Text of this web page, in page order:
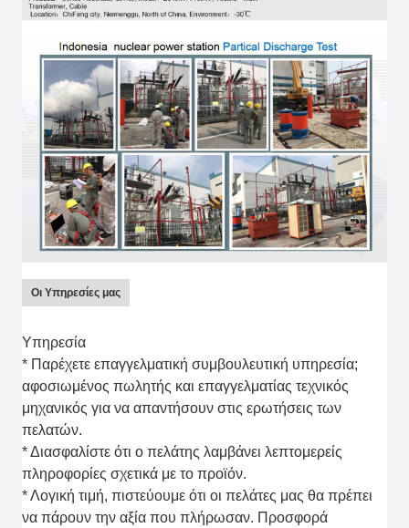
Οι Υπηρεσίες μας
Υπηρεσία
* Παρέχετε επαγγελματική συμβουλευτική υπηρεσία;
αφοσιωμένος πωλητής και επαγγελματίας τεχνικός
μηχανικός για να απαντήσουν στις ερωτήσεις των
πελατών.
* Διασφαλίστε ότι ο πελάτης λαμβάνει λεπτομερείς
πληροφορίες σχετικά με το προϊόν.
* Λογική τιμή, πιστεύουμε ότι οι πελάτες μας θα πρέπει
να πάρουν την αξία που πλήρωσαν. Προσφορά